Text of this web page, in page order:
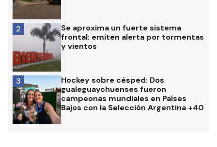
Se aproxima un fuerte sistema
frontal: emiten alerta por tormentas
y vientos
2
Hockey sobre césped: Dos
gualeguaychuenses fueron
campeonas mundiales en Países
Bajos con la Selección Argentina +40
3